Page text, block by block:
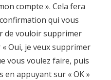
compte ». Cela fera
qui vous
de vouloir supprimer
Oui, je veux supprimer
vous voulez faire, puis
appuyant sur « OK »